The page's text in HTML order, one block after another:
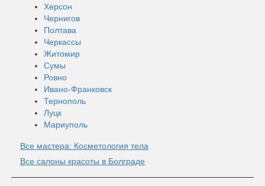
Херсон
Чернигов
Полтава
Черкассы
Житомир
Сумы
Ровно
Ивано-Франковск
Тернополь
Луцк
Мариуполь
Все мастера: Косметология тела
Все салоны красоты в Болграде